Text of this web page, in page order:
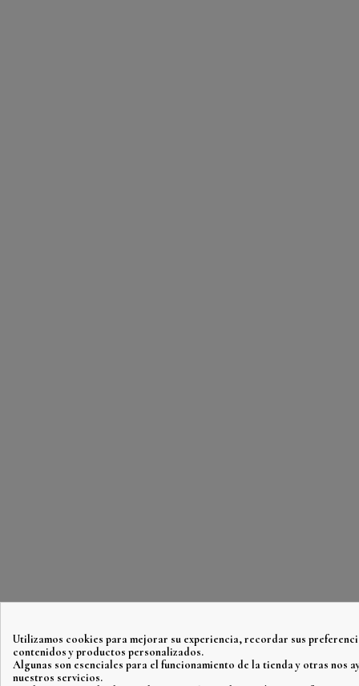
Utilizamos cookies para mejorar su experiencia, recordar sus
contenidos y productos personalizados.
Algunas son esenciales para el funcionamiento de la tienda y otras nos
nuestros servicios.